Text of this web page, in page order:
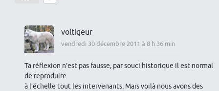
voltigeur
vendredi 30 décembre 2011 à 8 h 36 min
Ta réflexion n’est pas fausse, par souci historique il est normal
de reproduire
à l’échelle tout les intervenants. Mais voilà nous avons des